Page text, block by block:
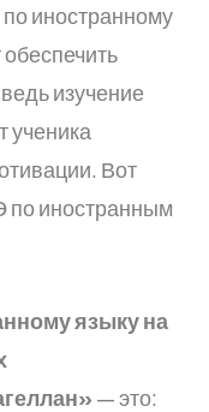
иностранному
изучение
ученика
Вот
по иностранным
языкуна
— это: